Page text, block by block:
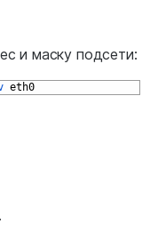
и маску подсети:
eth0